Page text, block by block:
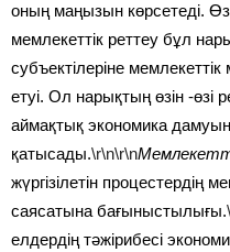
оның маңызын көрсетеді.
мемлекеттік реттеу бұл
субъектілеріне
етуі. Ол нарықтың өзін -өзі
аймақтық экономика
қатысады.\r\n\r\n
жүргізілетін процестердің
саясатына бағыныстылығы.
елдердің тәжірибесі